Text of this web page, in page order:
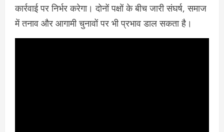
कार्रवाई पर निर्भर करेगा। दोनों पक्षों के बीच जारी संघर्ष, समाज
में तनाव और आगामी चुनावों पर भी प्रभाव डाल सकता है।